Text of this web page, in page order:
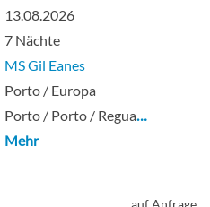
13.08.2026
7 Nächte
MS Gil Eanes
Porto / Europa
Porto / Porto / Regua…
Mehr
auf Anfrage